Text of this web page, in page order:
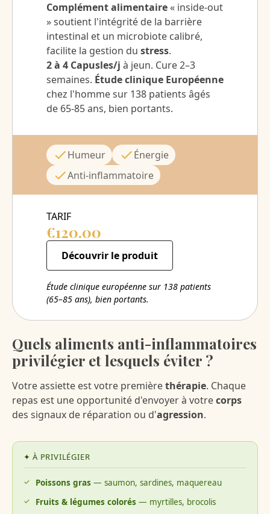
Complément alimentaire« inside-out
» soutient l'intégrité de la barrière
intestinal et un microbiote calibré,
facilite la gestion du stress.
2 à 4 Capusles/j à jeun. Cure 2–3
semaines. Étude clinique Européenne
chez l'homme sur 138 patients âgés
de 65-85 ans, bien portants.
Humeur
Énergie
Anti-inflammatoire
TARIF
€120.00
Découvrir le produit
Étude clinique européenne sur 138 patients
(65–85 ans), bien portants.
Quels aliments anti-inflammatoires
privilégier et lesquels éviter ?
Votre assiette est votre premièrethérapie. Chaque
repas est une opportunité d'envoyer à votrecorps
des signaux de réparation ou d'agression.
✦ À PRIVILÉGIER
Poissons gras— saumon, sardines, maquereau
Fruits & légumes colorés— myrtilles, brocolis